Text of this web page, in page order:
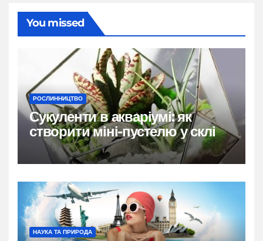
You missed
РОСЛИННИЦТВО
Сукуленти в акваріумі: як
створити міні-пустелю у склі
НАУКА ТА ПРИРОДА